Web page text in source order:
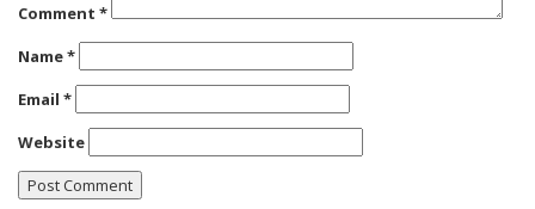
Comment *
Name*
Email *
Website